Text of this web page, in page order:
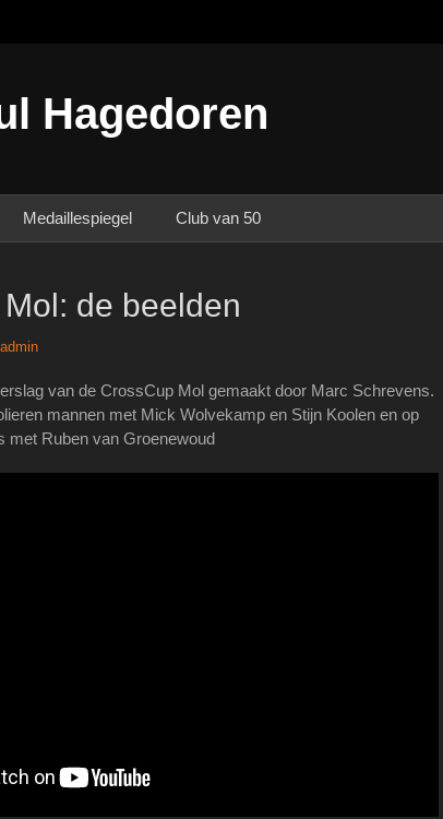
Hagedoren
Medaillespiegel Club van 50
de beelden
admin
van de CrossCup Mol gemaakt door Marc Schrevens.
mannen met Mick Wolvekamp en Stijn Koolen en op
met Ruben van Groenewoud